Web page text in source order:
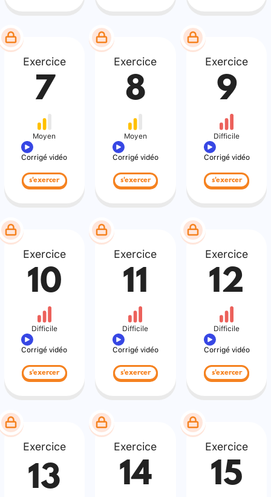
Exercice
7
Moyen
Corrigé vidéo
s'exercer
Exercice
8
Moyen
Corrigé vidéo
s'exercer
Exercice
9
Difficile
Corrigé vidéo
s'exercer
Exercice
10
Difficile
Corrigé vidéo
s'exercer
Exercice
11
Difficile
Corrigé vidéo
s'exercer
Exercice
12
Difficile
Corrigé vidéo
s'exercer
Exercice
13
Exercice
14
Exercice
15